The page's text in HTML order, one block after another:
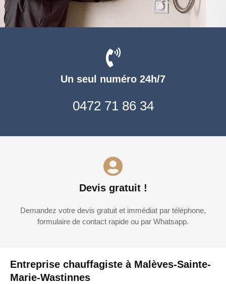
Entreprise chauffagiste à Malèves-Sainte-
Marie-Wastinnes
Un seul numéro 24h/7
0472 71 86 34
Devis gratuit !
Demandez votre devis gratuit et immédiat par téléphone,
formulaire de contact rapide ou par Whatsapp.